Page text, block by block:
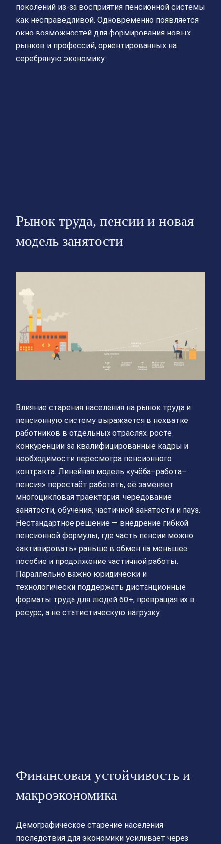
поколений из‑за восприятия пенсионной системы
как несправедливой. Одновременно появляется
окно возможностей для формирования новых
рынков и профессий, ориентированных на
серебряную экономику.
Рынок труда, пенсии и новая
модель занятости
Влияние старения населения на рынок труда и
пенсионную систему выражается в нехватке
работников в отдельных отраслях, росте
конкуренции за квалифицированные кадры и
необходимости пересмотра пенсионного
контракта. Линейная модель «учёба–работа–
пенсия» перестаёт работать, её заменяет
многоцикловая траектория: чередование
занятости, обучения, частичной занятости и пауз.
Нестандартное решение — внедрение гибкой
пенсионной формулы, где часть пенсии можно
«активировать» раньше в обмен на меньшее
пособие и продолжение частичной работы.
Параллельно важно юридически и
технологически поддержать дистанционные
форматы труда для людей 60+, превращая их в
ресурс, а не статистическую нагрузку.
Финансовая устойчивость и
макроэкономика
Демографическое старение населения
последствия для экономики усиливает через